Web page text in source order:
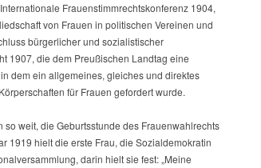
Frauenstimmrechtskonferenz 1904,
von Frauen in politischen Vereinen und
bürgerlicher und sozialistischer
1907, die dem Preußischen Landtag eine
dem ein allgemeines, gleiches und direktes
für Frauen gefordert wurde.
weit, die Geburtsstunde des Frauenwahlrechts
1919 hielt die erste Frau, die Sozialdemokratin
darin hielt sie fest: „Meine